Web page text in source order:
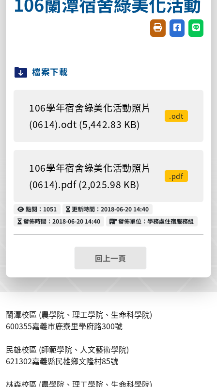
友善列印(開新視
分享至臉書
分享
檔案下載
106學年宿舍綠美化活動照片
(0614).odt (5,442.83 KB)
.odt
106學年宿舍綠美化活動照片
(0614).pdf (2,025.98 KB)
.pdf
點閱
點閱：1051 更新時間
更新時間：2018-06-20 14:40
發佈時間
發佈時間：2018-06-20 14:40 發佈單位
發佈單位：學務處住宿服務組
回上一頁
蘭潭校區 (農學院、理工學院、生命科學院)
600355嘉義市鹿寮里學府路300號
民雄校區 (師範學院、人文藝術學院)
621302嘉義縣民雄鄉文隆村85號
林森校區 (農學院、理工學院、生命科學院)